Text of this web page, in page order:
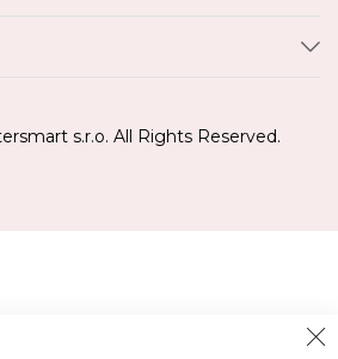
s.r.o. All Rights Reserved.